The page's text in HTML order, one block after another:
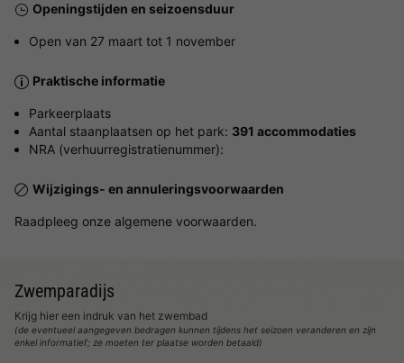
Openingstijden en seizoensduur
Open van 27 maart tot 1 november
Praktische informatie
Parkeerplaats
Aantal staanplaatsen op het park: 391 accommodaties
NRA (verhuurregistratienummer):
Wijzigings- en annuleringsvoorwaarden
Raadpleeg onze algemene voorwaarden.
Zwemparadijs
Krijg hier een indruk van het zwembad
(de eventueel aangegeven bedragen kunnen tijdens het seizoen veranderen en zijn
enkel informatief; ze moeten ter plaatse worden betaald)